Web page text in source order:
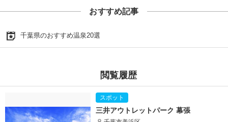
おすすめ記事
千葉県のおすすめ温泉20選
閲覧履歴
三井アウトレットパーク 幕張